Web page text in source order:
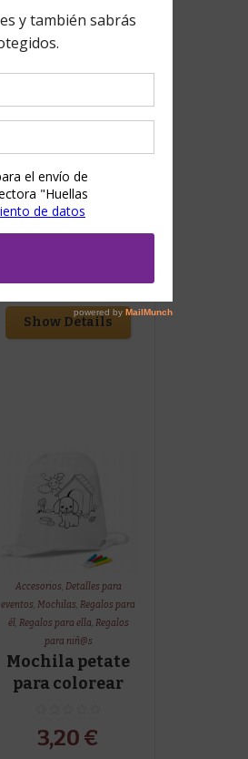
para él
Regalos para ella
Galletas huella
3,50€
Show Details
Accesorios, Detalles para
eventos,Mochilas,Regalos para
él, Regalos para ella, Regalos
para niñ@s
Mochila petate
para colorear
3,20 €